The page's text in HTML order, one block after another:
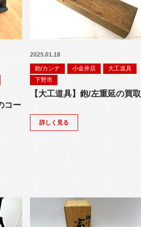
コー
2025.01.18
鉋/カンナ
小金井店
大工道具
下野市
【大工道具】鉋/左重延の買取
詳しく見る